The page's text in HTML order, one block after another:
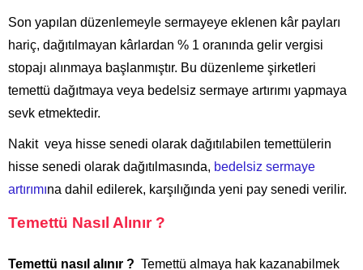
Son yapılan düzenlemeyle sermayeye eklenen kâr payları
hariç, dağıtılmayan kârlardan % 1 oranında gelir vergisi
stopajı alınmaya başlanmıştır. Bu düzenleme şirketleri
temettü dağıtmaya veya bedelsiz sermaye artırımı yapmaya
sevk etmektedir.
Nakit veya hisse senedi olarak dağıtılabilen temettülerin
hisse senedi olarak dağıtılmasında, bedelsiz sermaye
artırımına dahil edilerek, karşılığında yeni pay senedi verilir.
Temettü Nasıl Alınır ?
Temettü nasıl alınır ? Temettü almaya hak kazanabilmek